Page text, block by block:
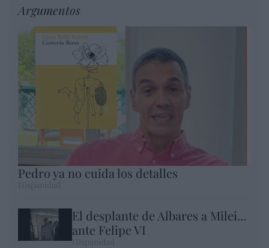
Argumentos
Pedro ya no cuida los detalles
El desplante de Albares a Milei...
ante Felipe VI